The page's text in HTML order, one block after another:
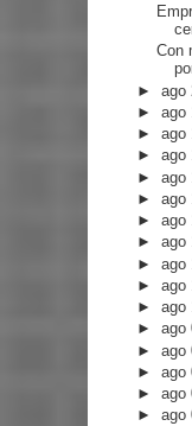
Con
►
►
►
►
►
►
►
►
►
►ago
►
►
►
►
►
►